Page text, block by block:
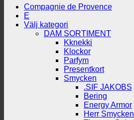
Compagnie de Provence
E
Välj kategori
DAM SORTIMENT
Kknekki
Klockor
Parfym
Presentkort
Smycken
.SIF JAKOBS
Bering
Energy Armor
Herr Smycken